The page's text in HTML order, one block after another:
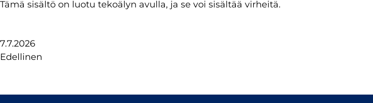
Tämä sisältö on luotu tekoälyn avulla, ja se voi sisältää virheitä.
7.7.2026
Edellinen